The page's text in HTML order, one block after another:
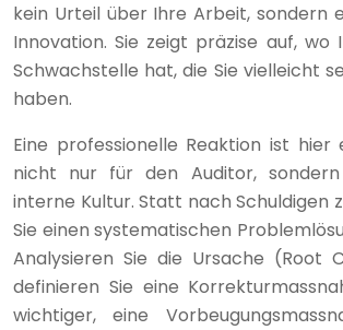
kein Urteil über Ihre Arbeit, sondern
Innovation. Sie zeigt präzise auf, wo
Schwachstelle hat, die Sie vielleicht
haben.
Eine professionelle Reaktion ist hier
nicht nur für den Auditor,
interne Kultur. Statt nach Schuldigen
Sie einen systematischen
Analysieren Sie die Ursache (Root
definieren Sie eine
wichtiger, eine